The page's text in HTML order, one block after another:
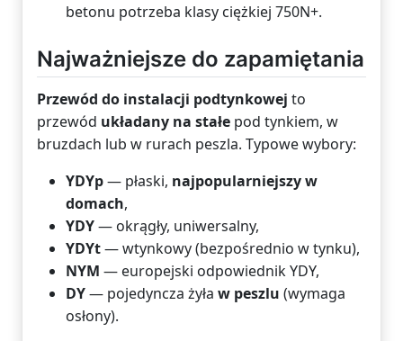
betonu potrzeba klasy ciężkiej 750N+.
Najważniejsze do zapamiętania
Przewód do instalacji podtynkowej to
przewód układany na stałe pod tynkiem, w
bruzdach lub w rurach peszla. Typowe wybory:
YDYp— płaski, najpopularniejszy w
domach,
YDY— okrągły, uniwersalny,
YDYt— wtynkowy (bezpośrednio w tynku),
NYM — europejski odpowiednik YDY,
DY— pojedyncza żyła w peszlu (wymaga
osłony).